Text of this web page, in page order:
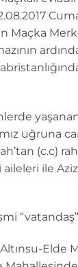
Maçka
uğruna
(c.c)
ile
“vatandaş”
Elde